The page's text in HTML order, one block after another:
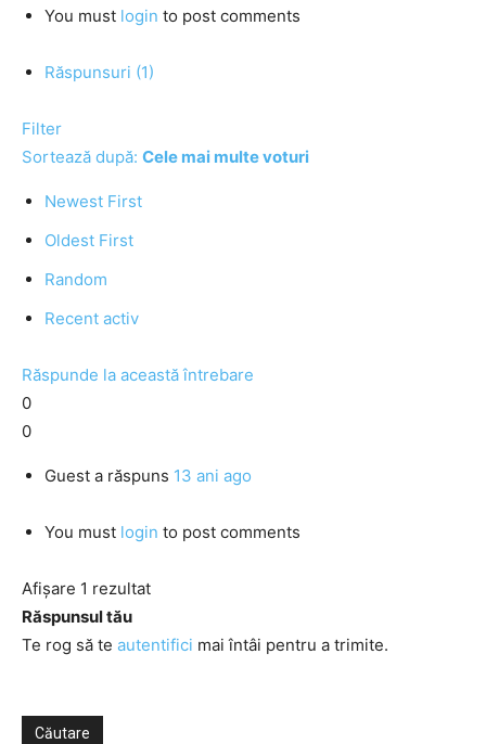
You must login to post comments
Răspunsuri (1)
Filter
Sortează după: Cele mai multe voturi
Newest First
Oldest First
Random
Recent activ
Răspunde la această întrebare
0
0
Guest a răspuns 13 ani ago
You must login to post comments
Afișare 1 rezultat
Răspunsul tău
Te rog să te autentifici mai întâi pentru a trimite.
Căutare